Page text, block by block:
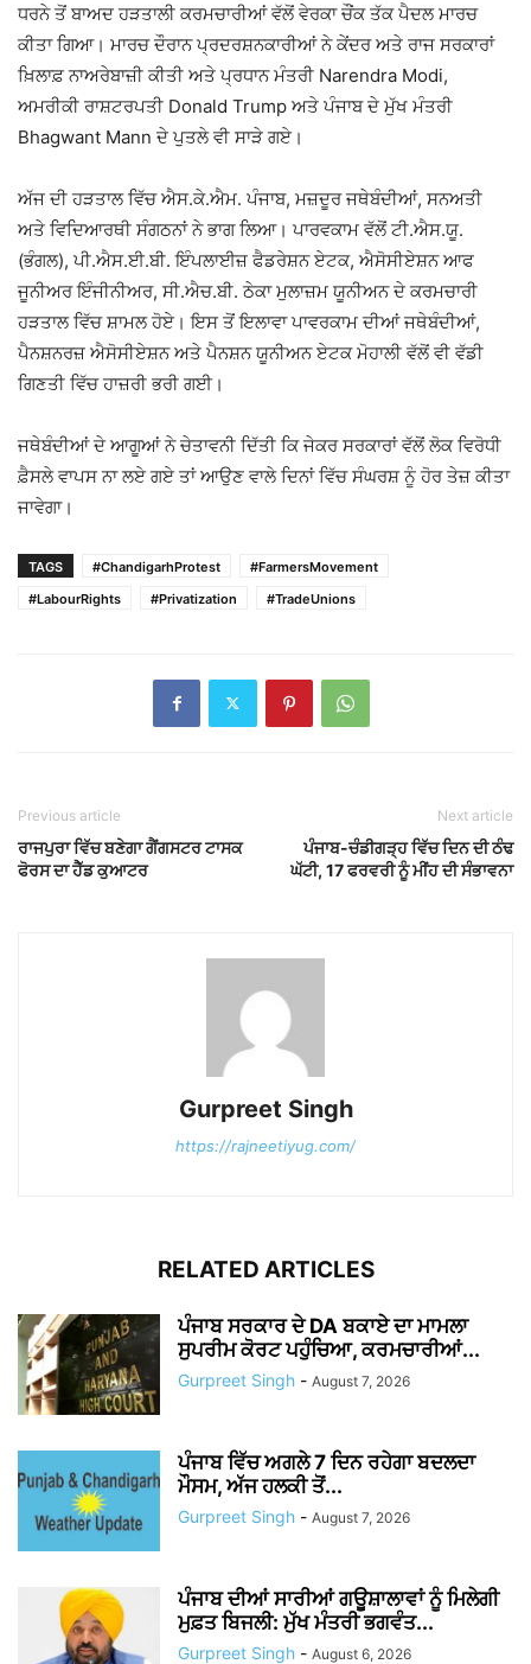
ਧਰਨੇ ਤੋਂ ਬਾਅਦ ਹੜਤਾਲੀ ਕਰਮਚਾਰੀਆਂ ਵੱਲੋਂ ਵੇਰਕਾ ਚੌਂਕ ਤੱਕ ਪੈਦਲ ਮਾਰਚ
ਕੀਤਾ ਗਿਆ। ਮਾਰਚ ਦੌਰਾਨ ਪ੍ਰਦਰਸ਼ਨਕਾਰੀਆਂ ਨੇ ਕੇਂਦਰ ਅਤੇ ਰਾਜ ਸਰਕਾਰਾਂ
ਖ਼ਿਲਾਫ਼ ਨਾਅਰੇਬਾਜ਼ੀ ਕੀਤੀ ਅਤੇ ਪ੍ਰਧਾਨ ਮੰਤਰੀ Narendra Modi,
ਅਮਰੀਕੀ ਰਾਸ਼ਟਰਪਤੀ Donald Trump ਅਤੇ ਪੰਜਾਬ ਦੇ ਮੁੱਖ ਮੰਤਰੀ
Bhagwant Mann ਦੇ ਪੁਤਲੇ ਵੀ ਸਾੜੇ ਗਏ।
ਅੱਜ ਦੀ ਹੜਤਾਲ ਵਿੱਚ ਐਸ.ਕੇ.ਐਮ. ਪੰਜਾਬ, ਮਜ਼ਦੂਰ ਜਥੇਬੰਦੀਆਂ, ਸਨਅਤੀ
ਅਤੇ ਵਿਦਿਆਰਥੀ ਸੰਗਠਨਾਂ ਨੇ ਭਾਗ ਲਿਆ। ਪਾਰਵਕਾਮ ਵੱਲੋਂ ਟੀ.ਐਸ.ਯੂ.
(ਭੰਗਲ), ਪੀ.ਐਸ.ਈ.ਬੀ. ਇੰਪਲਾਈਜ਼ ਫੈਡਰੇਸ਼ਨ ਏਟਕ, ਐਸੋਸੀਏਸ਼ਨ ਆਫ
ਜੂਨੀਅਰ ਇੰਜੀਨੀਅਰ, ਸੀ.ਐਚ.ਬੀ. ਠੇਕਾ ਮੁਲਾਜ਼ਮ ਯੂਨੀਅਨ ਦੇ ਕਰਮਚਾਰੀ
ਹੜਤਾਲ ਵਿੱਚ ਸ਼ਾਮਲ ਹੋਏ। ਇਸ ਤੋਂ ਇਲਾਵਾ ਪਾਵਰਕਾਮ ਦੀਆਂ ਜਥੇਬੰਦੀਆਂ,
ਪੈਨਸ਼ਨਰਜ਼ ਐਸੋਸੀਏਸ਼ਨ ਅਤੇ ਪੈਨਸ਼ਨ ਯੂਨੀਅਨ ਏਟਕ ਮੋਹਾਲੀ ਵੱਲੋਂ ਵੀ ਵੱਡੀ
ਗਿਣਤੀ ਵਿੱਚ ਹਾਜ਼ਰੀ ਭਰੀ ਗਈ।
ਜਥੇਬੰਦੀਆਂ ਦੇ ਆਗੂਆਂ ਨੇ ਚੇਤਾਵਨੀ ਦਿੱਤੀ ਕਿ ਜੇਕਰ ਸਰਕਾਰਾਂ ਵੱਲੋਂ ਲੋਕ ਵਿਰੋਧੀ
ਫ਼ੈਸਲੇ ਵਾਪਸ ਨਾ ਲਏ ਗਏ ਤਾਂ ਆਉਣ ਵਾਲੇ ਦਿਨਾਂ ਵਿੱਚ ਸੰਘਰਸ਼ ਨੂੰ ਹੋਰ ਤੇਜ਼ ਕੀਤਾ
ਜਾਵੇਗਾ।
TAGS #ChandigarhProtest
#FarmersMovement
#LabourRights
#Privatization #TradeUnions
Previous article
ਰਾਜਪੁਰਾ ਵਿੱਚ ਬਣੇਗਾ ਗੈਂਗਸਟਰ ਟਾਸਕ
ਫੋਰਸ ਦਾ ਹੈੱਡ ਕੁਆਟਰ
Next article
ਪੰਜਾਬ-ਚੰਡੀਗੜ੍ਹ ਵਿੱਚ ਦਿਨ ਦੀ ਠੰਢ
ਘੱਟੀ, 17 ਫਰਵਰੀ ਨੂੰ ਮੀਂਹ ਦੀ ਸੰਭਾਵਨਾ
Gurpreet Singh
https://rajneetiyug.com/
RELATED ARTICLES
ਪੰਜਾਬ ਸਰਕਾਰ ਦੇ DA ਬਕਾਏ ਦਾ ਮਾਮਲਾ
ਸੁਪਰੀਮ ਕੋਰਟ ਪਹੁੰਚਿਆ, ਕਰਮਚਾਰੀਆਂ...
Gurpreet Singh - August 7, 2026
ਪੰਜਾਬ ਵਿੱਚ ਅਗਲੇ 7 ਦਿਨ ਰਹੇਗਾ ਬਦਲਦਾ
ਮੌਸਮ, ਅੱਜ ਹਲਕੀ ਤੋਂ...
Gurpreet Singh - August 7, 2026
ਪੰਜਾਬ ਦੀਆਂ ਸਾਰੀਆਂ ਗਊਸ਼ਾਲਾਵਾਂ ਨੂੰ ਮਿਲੇਗੀ
ਮੁਫ਼ਤ ਬਿਜਲੀ: ਮੁੱਖ ਮੰਤਰੀ ਭਗਵੰਤ...
Gurpreet Singh - August 6, 2026